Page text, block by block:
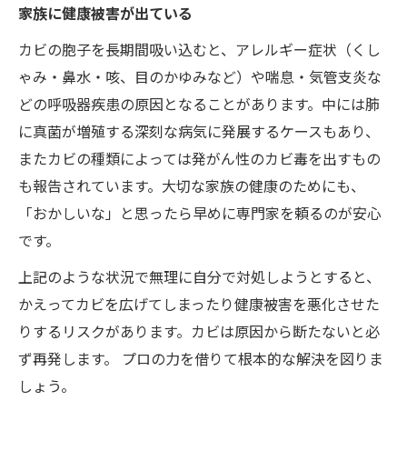
家族に健康被害が出ている
カビの胞子を長期間吸い込むと、アレルギー症状（くし
ゃみ・鼻水・咳、目のかゆみなど）や喘息・気管支炎な
どの呼吸器疾患の原因となることがあります。中には肺
に真菌が増殖する深刻な病気に発展するケースもあり、
またカビの種類によっては発がん性のカビ毒を出すもの
も報告されています。大切な家族の健康のためにも、
「おかしいな」と思ったら早めに専門家を頼るのが安心
です。
上記のような状況で無理に自分で対処しようとすると、
かえってカビを広げてしまったり健康被害を悪化させた
りするリスクがあります。カビは原因から断たないと必
ず再発します。 プロの力を借りて根本的な解決を図りま
しょう。